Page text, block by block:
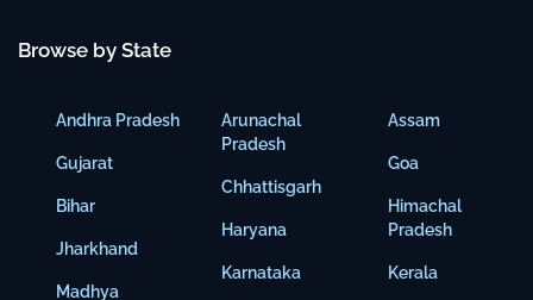
Browse by State
Andhra Pradesh
Gujarat
Bihar
Jharkhand
Madhya
Arunachal
Pradesh
Chhattisgarh
Haryana
Karnataka
Assam
Goa
Himachal
Pradesh
Kerala